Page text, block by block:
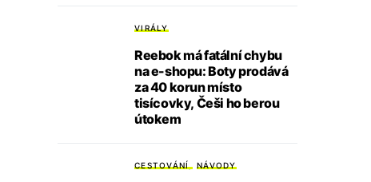
VIRÁLY
Reebok má fatální chybu
na e-shopu: Boty prodává
za 40 korun místo
tisícovky, Češi ho berou
útokem
CESTOVÁNÍ NÁVODY